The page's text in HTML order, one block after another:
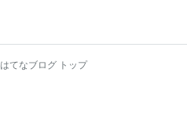
はてなブログ トップ